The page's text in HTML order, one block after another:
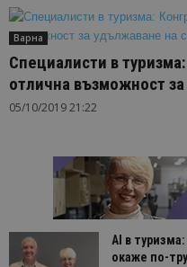
Варна
Специалисти в
отлична възможност
05/10/2019 21:22
AI в
окаже по-